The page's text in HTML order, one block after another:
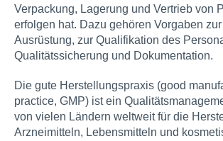
Verpackung, Lagerung und Vertrieb von
erfolgen hat. Dazu gehören Vorgaben
Ausrüstung, zur Qualifikation des
Qualitätssicherung und Dokumentation.
Die gute Herstellungspraxis (good
practice, GMP) ist ein
von vielen Ländern weltweit für die
Arzneimitteln, Lebensmitteln und